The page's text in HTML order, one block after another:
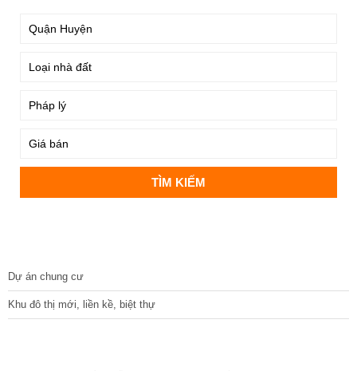
Dự án chung cư
Khu đô thị mới, liền kề, biệt thự